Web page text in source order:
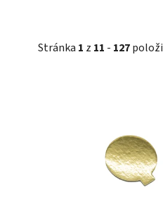
Stránka 1 z 11 - 127